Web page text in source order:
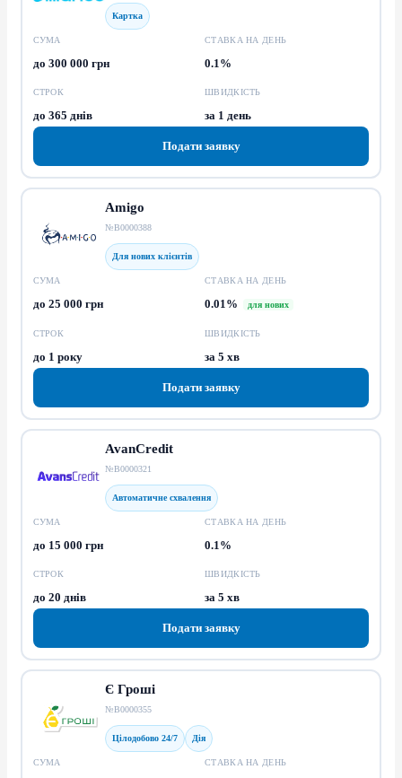
Картка
СУМА
до 300 000 грн
СТАВКА НА ДЕНЬ
0.1%
СТРОК
до 365 днів
ШВИДКІСТЬ
за 1 день
Подати заявку
Amigo
№В0000388
Для нових клієнтів
СУМА
до 25 000 грн
СТАВКА НА ДЕНЬ
0.01% для нових
СТРОК
до 1 року
ШВИДКІСТЬ
за 5 хв
Подати заявку
AvanCredit
№В0000321
Автоматичне схвалення
СУМА
до 15 000 грн
СТАВКА НА ДЕНЬ
0.1%
СТРОК
до 20 днів
ШВИДКІСТЬ
за 5 хв
Подати заявку
Є Гроші
№В0000355
Цілодобово 24/7 Дія
СУМА СТАВКА НА ДЕНЬ